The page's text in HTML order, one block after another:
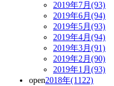
2019年7月(93)
2019年6月(94)
2019年5月(93)
2019年4月(94)
2019年3月(91)
2019年2月(90)
2019年1月(93)
open2018年(1122)